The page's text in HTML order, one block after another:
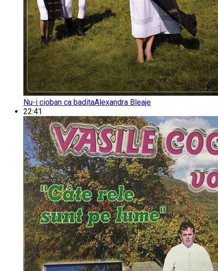
Nu-i cioban ca baditaAlexandra Bleaje
22:41